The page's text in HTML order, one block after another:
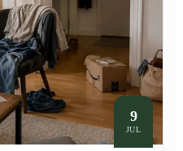
9
JUL